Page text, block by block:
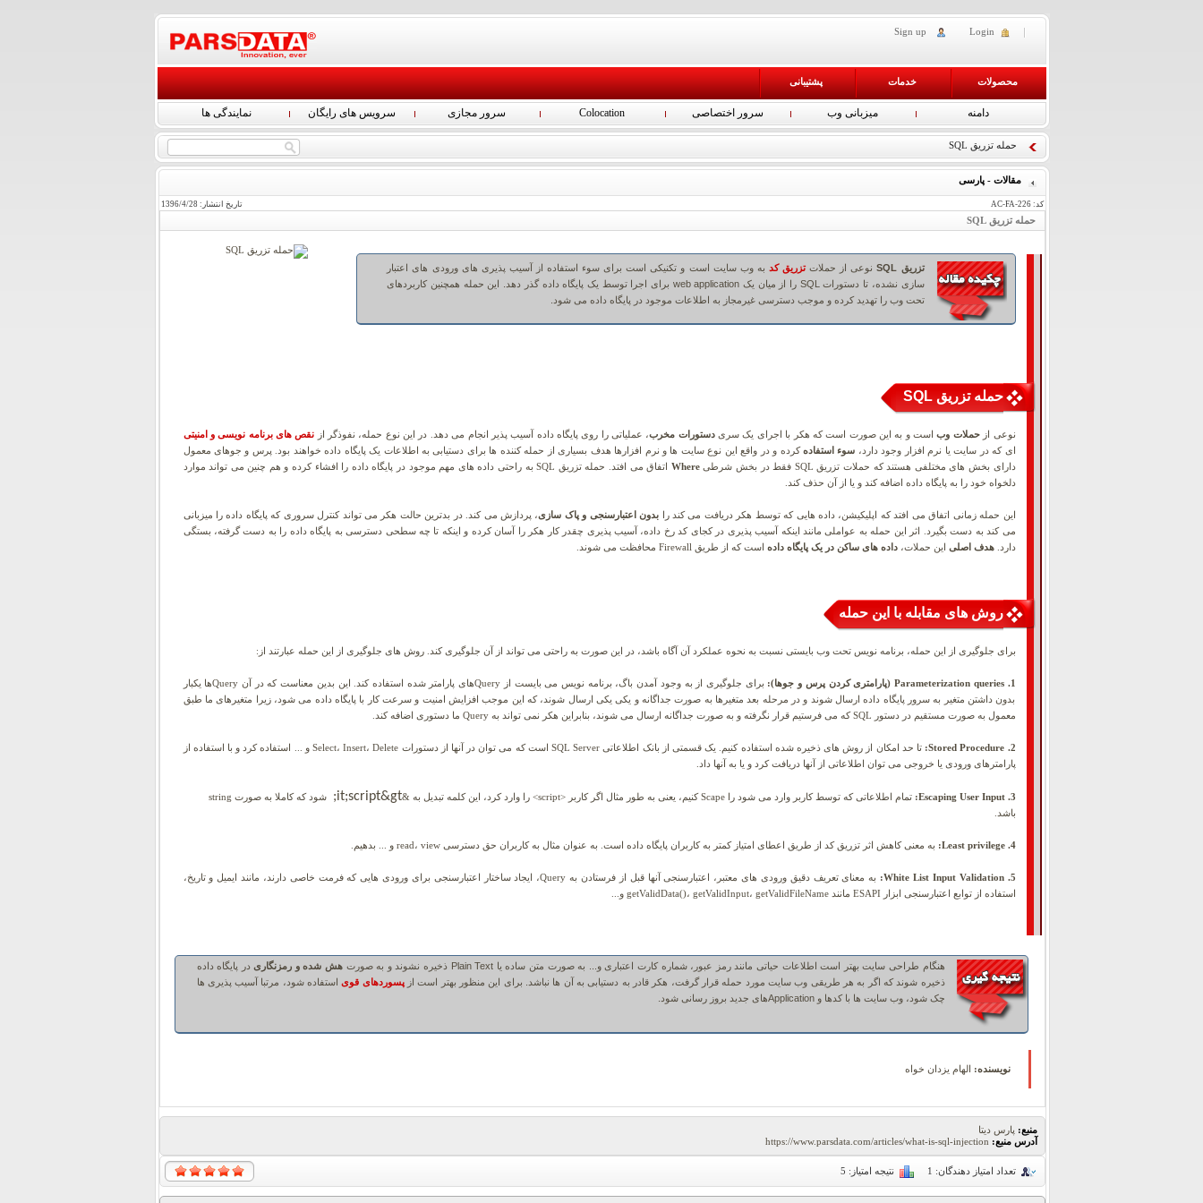
Login
Sign up
محصولات خدمات پشتیبانی
دامنه میزبانی وب سرور اختصاصی Colocation سرور مجازی سرویس های رایگان نمایندگی ها
حمله تزریق SQL
مقالات - پارسی
کد:AC-FA-226 تاریخ انتشار: 1396/4/28
حمله تزریق SQL
تزریق SQL نوعی از حملاتتزریق کد به وب سایت است و تکنیکی است برای سوء استفاده از آسیب پذیری های ورودی های اعتبار
سازی نشده، تا دستورات SQL را از میان یک web application برای اجرا توسط یک پایگاه داده گذر دهد. این حمله همچنین کاربردهای
تحت وب را تهدید کرده و موجب دسترسی غیرمجاز به اطلاعات موجود در پایگاه داده می شود.
حمله تزریق SQL
نوعی ازحملات وباست و به این صورت است که هکر با اجرای یک سریدستورات مخرب، عملیاتی را روی پایگاه داده آسیب پذیر انجام می دهد. در این نوع حمله، نفوذگر از نقص های برنامه نویسی و امنیتی
ای که در سایت یا نرم افزار وجود دارد، سوء استفادهکرده و در واقع این نوع سایت ها و نرم افزارها هدف بسیاری از حمله کننده ها برای دستیابی به اطلاعات یک پایگاه داده خواهند بود. پرس و جوهای معمول
دارای بخش های مختلفی هستند که حملات تزریق SQL فقط در بخش شرطی
Where
اتفاق می افتد. حمله تزریق SQL به راحتی داده های مهم موجود در پایگاه داده را افشاء کرده و هم چنین می تواند موارد
دلخواه خود را به پایگاه داده اضافه کند و یا از آن حذف کند.
این حمله زمانی اتفاق می افتد که اپلیکیشن، داده هایی که توسط هکر دریافت می کند را بدون اعتبارسنجی و پاک سازی، پردازش می کند. در بدترین حالت هکر می تواند کنترل سروری که پایگاه داده را میزبانی
می کند به دست بگیرد. اثر این حمله به عواملی مانند اینکه آسیب پذیری در کجای کد رخ داده، آسیب پذیری چقدر کار هکر را آسان کرده و اینکه تا چه سطحی دسترسی به پایگاه داده را به دست گرفته، بستگی
دارد.هدف اصلی این حملات،داده های ساکن در یک پایگاه داده است که از طریق Firewall محافظت می شوند.
روش های مقابله با این حمله
برای جلوگیری از این حمله، برنامه نویس تحت وب بایستی نسبت به نحوه عملکرد آن آگاه باشد، در این صورت به راحتی می تواند از آن جلوگیری کند. روش های جلوگیری از این حمله عبارتند از:
1. Parameterization queries (پارامتری کردن پرس و جوها):
برای جلوگیری از به وجود آمدن باگ، برنامه نویس می بایست از Queryهای پارامتر شده استفاده کند. این بدین معناست که در آن Queryها یکبار
بدون داشتن متغیر به سرور پایگاه داده ارسال شوند و در مرحله بعد متغیرها به صورت جداگانه و یکی یکی ارسال شوند، که این موجب افزایش امنیت و سرعت کار با پایگاه داده می شود، زیرا متغیرهای ما طبق
معمول به صورت مستقیم در دستور SQL که می فرستیم قرار نگرفته و به صورت جداگانه ارسال می شوند، بنابراین هکر نمی تواند به Query ما دستوری اضافه کند.
2. Stored Procedure:
تا حد امکان از روش های ذخیره شده استفاده کنیم. یک قسمتی از بانک اطلاعاتی SQL Server است که می توان در آنها از دستورات Select، Insert، Delete و ... استفاده کرد و با استفاده از
پارامترهای ورودی یا خروجی می توان اطلاعاتی از آنها دریافت کرد و یا به آنها داد.
3. Escaping User Input: تمام اطلاعاتی که توسط کاربر وارد می شود را Scape کنیم، یعنی به طور مثال اگر کاربر <script> را وارد کرد، این کلمه تبدیل به & it;script&gt;
شود که کاملا به صورت string
باشد.
4. Least privilege: به معنی کاهش اثر تزریق کد از طریق اعطای امتیاز کمتر به کاربران پایگاه داده است. به عنوان مثال به کاربران حق دسترسی read، view و ... بدهیم.
5. White List Input Validation:
به معنای تعریف دقیق ورودی های معتبر، اعتبارسنجی آنها قبل از فرستادن به Query، ایجاد ساختار اعتبارسنجی برای ورودی هایی که فرمت خاصی دارند، مانند ایمیل و تاریخ،
استفاده از توابع اعتبارسنجی ابزار ESAPI مانند getValidData()، getValidInput، getValidFileName و...
هنگام طراحی سایت بهتر است اطلاعات حیاتی مانند رمز عبور، شماره کارت اعتباری و... به صورت متن ساده یا Plain Text ذخیره نشوند و به صورت هش شده و رمزنگاریدر پایگاه داده
ذخیره شوند که اگر به هر طریقی وب سایت مورد حمله قرار گرفت، هکر قادر به دستیابی به آن ها نباشد. برای این منظور بهتر است ازپسوردهای قویاستفاده شود، مرتبا آسیب پذیری ها
چک شود، وب سایت ها با کدها و Applicationهای جدید بروز رسانی شود.
نویسنده: الهام یزدان خواه
منبع: پارس دیتا
آدرس منبع: https://www.parsdata.com/articles/what-is-sql-injection
تعداد امتیاز دهندگان: 1 نتیجه امتیاز: 5